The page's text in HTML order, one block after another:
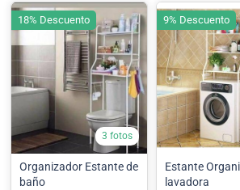
3 fotos
Organizador Estante de
baño
18% Descuento
Estante
lavadora
9% Descuento